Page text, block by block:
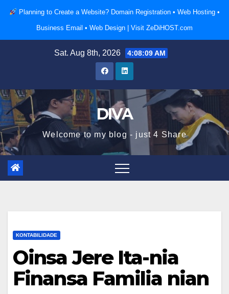
Skip
Planning to Create a Website? Domain Registration • Web Hosting •
Business Email • Web Design | Visit ZeDiHOST.com
Sat. Aug 8th, 2026 4:08:10 AM
DIVA
Welcome to my blog - just 4 Share
KONTABILIDADE
Oinsa Jere Ita-nia
Finansa Familia nian